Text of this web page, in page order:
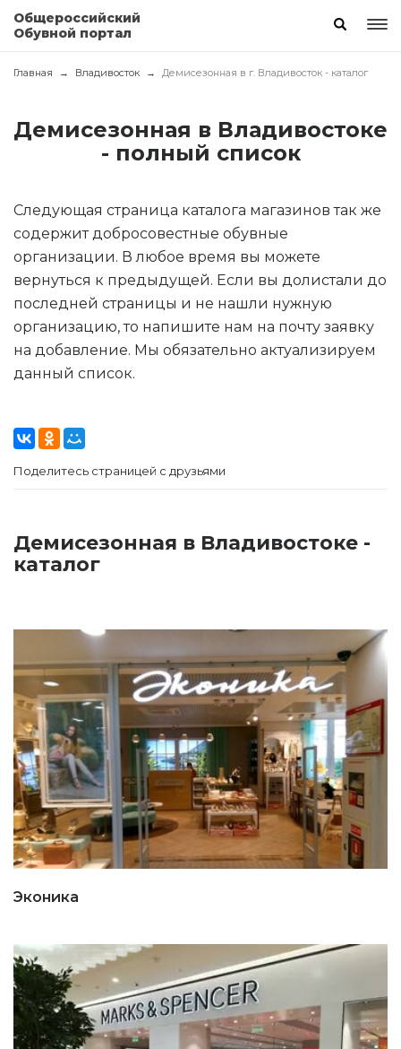
Общероссийский
Обувной портал
Главная Владивосток Демисезонная в г. Владивосток - каталог
Демисезонная в Владивостоке
- полный список
Следующая страница каталога магазинов так же
содержит добросовестные обувные
организации. В любое время вы можете
вернуться к предыдущей. Если вы долистали до
последней страницы и не нашли нужную
организацию, то напишите нам на почту заявку
на добавление. Мы обязательно актуализируем
данный список.
Поделитесь страницей с друзьями
Демисезонная в Владивостоке -
каталог
Эконика